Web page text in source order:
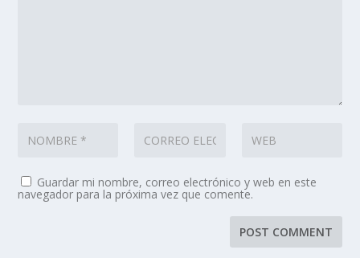
Guardar mi nombre, correo electrónico y web en este
navegador para la próxima vez que comente.